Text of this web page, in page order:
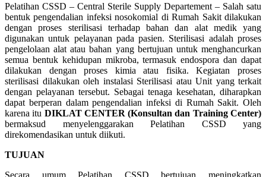
Pelatihan CSSD – Central Sterile Supply Departement – Salah satu
bentuk pengendalian infeksi nosokomial di Rumah Sakit dilakukan
dengan proses sterilisasi terhadap bahan dan alat medik yang
digunakan untuk pelayanan pada pasien. Sterilisasi adalah proses
pengelolaan alat atau bahan yang bertujuan untuk menghancurkan
semua bentuk kehidupan mikroba, termasuk endospora dan dapat
dilakukan dengan proses kimia atau fisika. Kegiatan proses
sterilisasi dilakukan oleh instalasi Sterilisasi atau Unit yang terkait
dengan pelayanan tersebut. Sebagai tenaga kesehatan, diharapkan
dapat berperan dalam pengendalian infeksi di Rumah Sakit. Oleh
karena itu DIKLAT CENTER (Konsultan dan Training Center)
bermaksud menyelenggarakan Pelatihan CSSD yang
direkomendasikan untuk diikuti.
TUJUAN
Secara umum Pelatihan CSSD bertujuan meningkatkan